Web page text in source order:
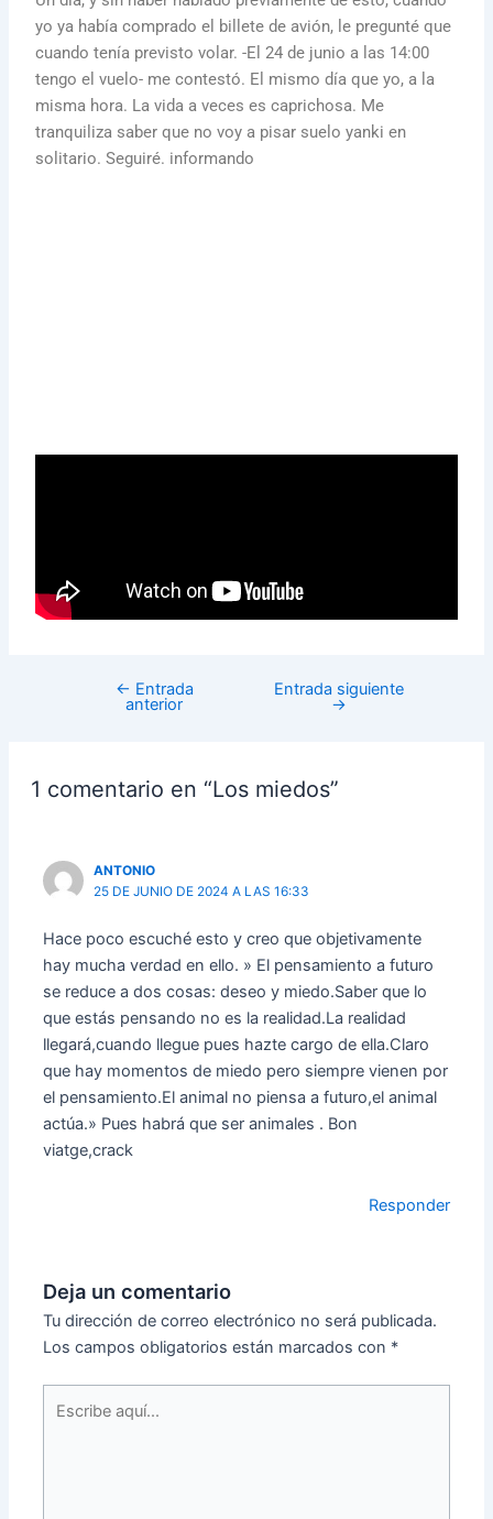
yo ya había comprado el billete de avión, le pregunté que
cuando tenía previsto volar. -El 24 de junio a las 14:00
tengo el vuelo- me contestó. El mismo día que yo, a la
misma hora. La vida a veces es caprichosa. Me
tranquiliza saber que no voy a pisar suelo yanki en
solitario. Seguiré. informando
← Entrada
anterior
Entrada siguiente
→
1 comentario en “Los miedos”
ANTONIO
25 DE JUNIO DE 2024 A LAS 16:33
Hace poco escuché esto y creo que objetivamente
hay mucha verdad en ello. » El pensamiento a futuro
se reduce a dos cosas: deseo y miedo.Saber que lo
que estás pensando no es la realidad.La realidad
llegará,cuando llegue pues hazte cargo de ella.Claro
que hay momentos de miedo pero siempre vienen por
el pensamiento.El animal no piensa a futuro,el animal
actúa.» Pues habrá que ser animales . Bon
viatge,crack
Responder
Deja un comentario
Tu dirección de correo electrónico no será publicada.
Los campos obligatorios están marcados con *
aquí...